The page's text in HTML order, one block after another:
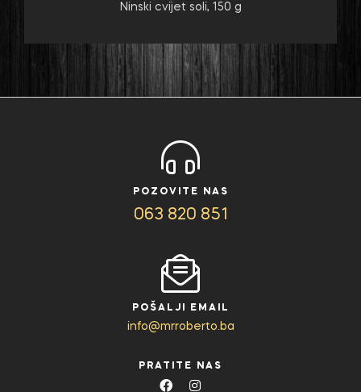
Ninski cvijet soli, 150 g
POZOVITE NAS
063 820 851
POŠALJI EMAIL
info@mrroberto.ba
PRATITE NAS